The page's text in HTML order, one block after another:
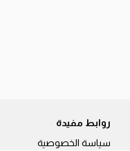
روابط مفيدة
سياسة الخصوصية